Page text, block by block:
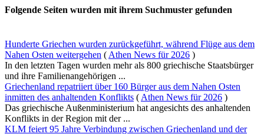
Folgende Seiten wurden mit ihrem Suchmuster gefunden
Hunderte Griechen wurden zurückgeführt, während Flüge aus dem
Nahen Osten weitergehen ( Athen News für 2026 )
In den letzten Tagen wurden mehr als 800 griechische Staatsbürger
und ihre Familienangehörigen ...
Griechenland repatriiert über 160 Bürger aus dem Nahen Osten
inmitten des anhaltenden Konflikts ( Athen News für 2026 )
Das griechische Außenministerium hat angesichts des anhaltenden
Konflikts in der Region mit der ...
KLM feiert 95 Jahre Verbindung zwischen Griechenland und der